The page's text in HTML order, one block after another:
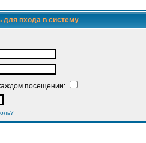
для входа в систему
посещении: